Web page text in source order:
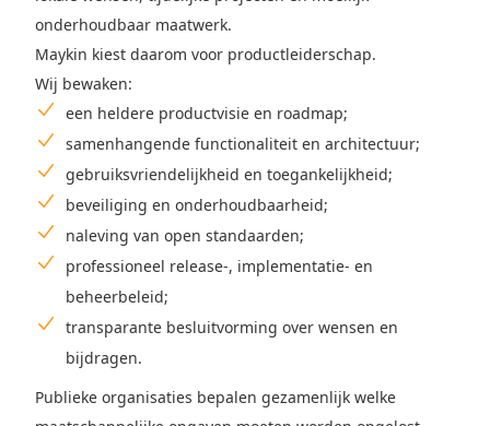
onderhoudbaar maatwerk.
Maykin kiest daarom voor productleiderschap.
Wij bewaken:
een heldere productvisie en roadmap;
samenhangende functionaliteit en architectuur;
gebruiksvriendelijkheid en toegankelijkheid;
beveiliging en onderhoudbaarheid;
naleving van open standaarden;
professioneel release-, implementatie- en
beheerbeleid;
transparante besluitvorming over wensen en
bijdragen.
Publieke organisaties bepalen gezamenlijk welke